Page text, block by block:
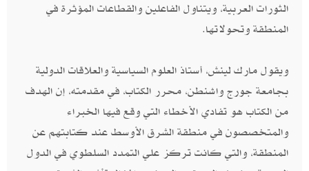
الثورات العربية،‮ ‬ويتناول الفاعلين والقطاعات المؤثرة في
المنطقة وتحولاتها‮.‬
ويقول مارك لينش،‮ ‬أستاذ العلوم السياسية والعلاقات الدولية
بجامعة جورج واشنطن،‮ ‬محرر الكتاب،‮ ‬في مقدمته،‮ ‬إن الهدف
من الكتاب هو تفادي الأخطاء التي وقع فيها الخبراء
والمتخصصون في منطقة الشرق الأوسط عند كتابتهم عن
المنطقة،‮ ‬والتي كانت تركز علي التمدد السلطوي في الدول